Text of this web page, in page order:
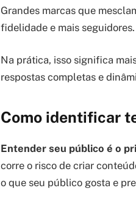
Grandes marcas que
fidelidade e mais seguidores.
Na prática, isso significa
respostas completas e
Como identificar
Entender seu público é o
corre o risco de criar
o que seu público gosta e